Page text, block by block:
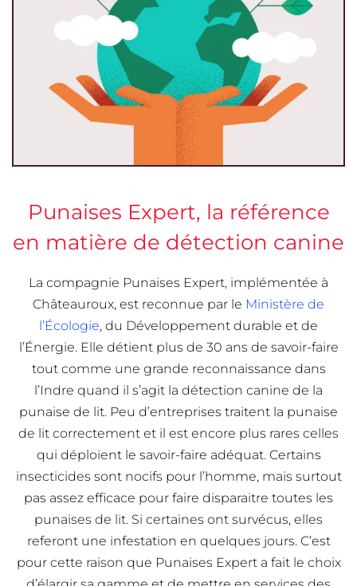
Punaises Expert, la référence
en matière de détection canine
La compagnie Punaises Expert, implémentée à
Châteauroux, est reconnue par le Ministère de
l’Écologie, du Développement durable et de
l’Énergie. Elle détient plus de 30 ans de savoir-faire
tout comme une grande reconnaissance dans
l’Indre quand il s’agit la détection canine de la
punaise de lit. Peu d’entreprises traitent la punaise
de lit correctement et il est encore plus rares celles
qui déploient le savoir-faire adéquat. Certains
insecticides sont nocifs pour l’homme, mais surtout
pas assez efficace pour faire disparaitre toutes les
punaises de lit. Si certaines ont survécus, elles
referont une infestation en quelques jours. C’est
pour cette raison que Punaises Expert a fait le choix